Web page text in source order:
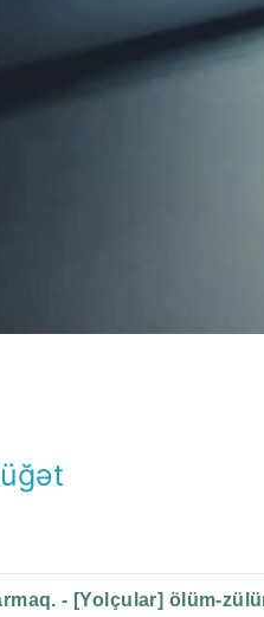
- [Yolçular] ölüm-